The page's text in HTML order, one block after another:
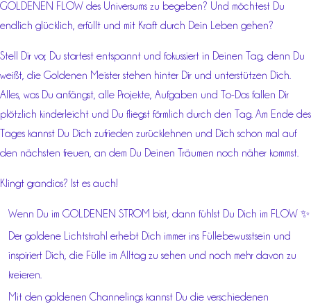
GOLDENEN FLOW des Universums zu begeben? Und möchtest Du
endlich glücklich, erfüllt und mit Kraft durch Dein Leben gehen?
Stell Dir vor, Du startest entspannt und fokussiert in Deinen Tag, denn Du
weißt, die Goldenen Meister stehen hinter Dir und unterstützen Dich.
Alles, was Du anfängst, alle Projekte, Aufgaben und To-Dos fallen Dir
plötzlich kinderleicht und Du fliegst förmlich durch den Tag. Am Ende des
Tages kannst Du Dich zufrieden zurücklehnen und Dich schon mal auf
den nächsten freuen, an dem Du Deinen Träumen noch näher kommst.
Klingt grandios? Ist es auch!
Wenn Du im GOLDENEN STROM bist, dann fühlst Du Dich im FLOW ✨
Der goldene Lichtstrahl erhebt Dich immer ins Füllebewusstsein und
inspiriert Dich, die Fülle im Alltag zu sehen und noch mehr davon zu
kreieren.
Mit den goldenen Channelings kannst Du die verschiedenen